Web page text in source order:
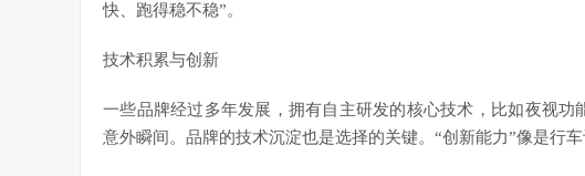
快、跑得稳不稳”。
技术积累与创新
一些品牌经过多年发展，拥有自主研发的核心技术，比如夜视
意外瞬间。品牌的技术沉淀也是选择的关键。“创新能力”像是行